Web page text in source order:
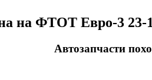
на ФТОТ Евро-3 23-
Автозапчасти